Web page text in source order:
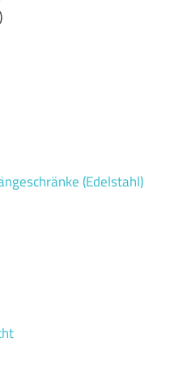
)
(Edelstahl)